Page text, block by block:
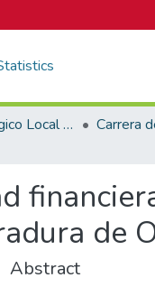
Campus Tecnológico Local San José
de
Abstract